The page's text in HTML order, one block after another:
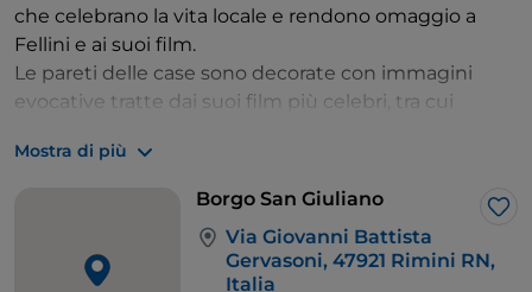
che celebrano la vita locale e rendono omaggio a
Fellini e ai suoi film.
Le pareti delle case sono decorate con immagini
evocative tratte dai suoi film più celebri, tra cui
rappresentate includono personaggi simbolo come
Gradisca, Scureza e Volpina. luoghi iconici e momenti
emblematici. I primi murales vennero disegnati sulle
case più malconce e vecchie, e alcuni sono andati
perduti o sono stati ricoperti da altri, ma tanti ancora
Mostra di più
Borgo San Giuliano
Via Giovanni Battista
Gervasoni, 47921 Rimini RN,
Italia